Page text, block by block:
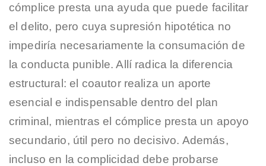
cómplice presta una ayuda que puede facilitar
el delito, pero cuya supresión hipotética no
impediría necesariamente la consumación de
la conducta punible. Allí radica la diferencia
estructural: el coautor realiza un aporte
esencial e indispensable dentro del plan
criminal, mientras el cómplice presta un apoyo
secundario, útil pero no decisivo. Además,
incluso en la complicidad debe probarse